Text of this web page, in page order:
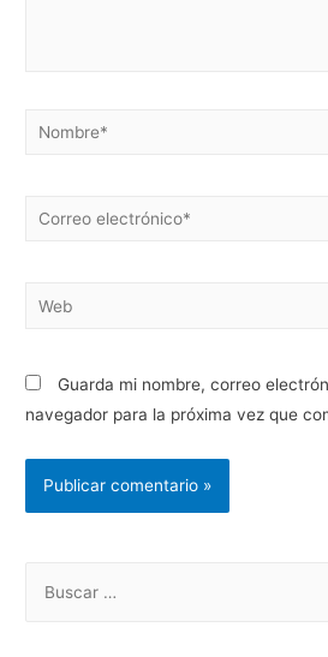
Guarda mi nombre, correo
navegador para la próxima vez que